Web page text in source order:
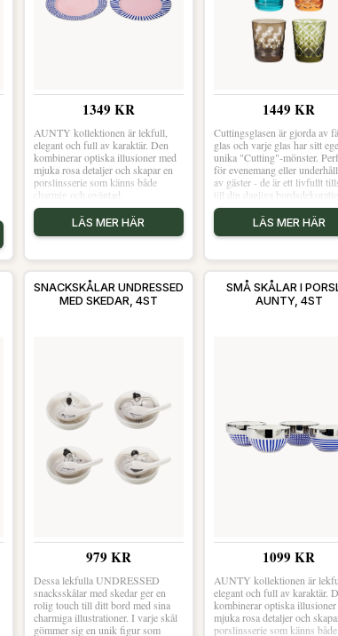
1349 KR
AUNTY kollektionen är lekfull,
elegant och full av karaktär. Den
kombinerar optiska illusioner med
mjuka rosa detaljer och skapar en
porslinsserie som känns både
charmig och oväntad.
LÄS MER HÄR
1449 KR
Cuttingsglasen är gjorda av
glas och varje glas har sitt
unika "Cutting"-mönster.
för evenemang eller
av gäster - de är ett livfullt
till din dagliga
LÄS MER HÄR
SNACKSKÅLAR UNDRESSED
MED SKEDAR, 4ST
979 KR
Dessa lekfulla UNDRESSED
snacksskålar med skedar ger en
rolig touch till ditt bord med sina
charmiga illustrationer. I varje skål
gömmer sig en unik figur som
SMÅ SKÅLAR I
AUNTY, 4ST
1099 KR
AUNTY kollektionen är
elegant och full av karaktär.
kombinerar optiska illusioner
mjuka rosa detaljer och
porslinsserie som känns både